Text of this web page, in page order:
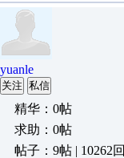
yuanle
关注 私信
精华：0帖
求助：0帖
帖子：9帖 | 10262回